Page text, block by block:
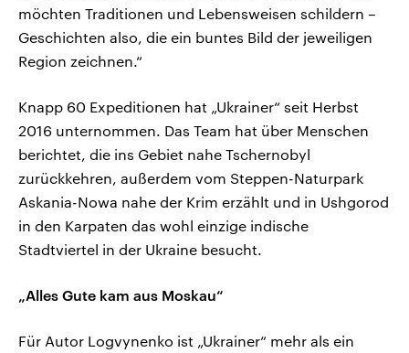
möchten Traditionen und Lebensweisen schildern –
Geschichten also, die ein buntes Bild der jeweiligen
Region zeichnen.“
Knapp 60 Expeditionen hat „Ukrainer“ seit Herbst
2016 unternommen. Das Team hat über Menschen
berichtet, die ins Gebiet nahe Tschernobyl
zurückkehren, außerdem vom Steppen-Naturpark
Askania-Nowa nahe der Krim erzählt und in Ushgorod
in den Karpaten das wohl einzige indische
Stadtviertel in der Ukraine besucht.
„Alles Gute kam aus Moskau“
Für Autor Logvynenko ist „Ukrainer“ mehr als ein